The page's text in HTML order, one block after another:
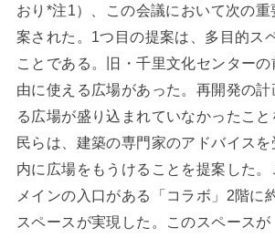
おり*注1）、この会議において次の
案された。1つ目の提案は、多目的ス
ことである。旧・千里文化センター
由に使える広場があった。再開発の
る広場が盛り込まれていなかったこ
民らは、建築の専門家のアドバイスを
内に広場をもうけることを提案した。
メインの入口がある「コラボ」2階に
スペースが実現した。このスペースが